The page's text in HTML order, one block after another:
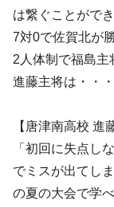
は繋ぐことがで
7対0で佐賀北が
2人体制で福島
進藤主将は・・・
【唐津南高校 進
「初回に失点し
でミスが出てし
の夏の大会で学